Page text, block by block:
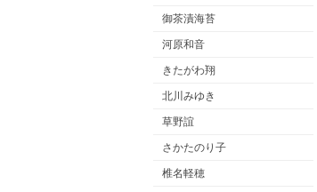
御茶漬海苔
河原和音
きたがわ翔
北川みゆき
草野誼
さかたのり子
椎名軽穂